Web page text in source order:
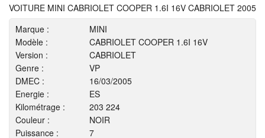
VOITURE MINI CABRIOLET COOPER 1.6I 16V CABRIOLET 2005
Marque :
MINI
Modèle :
CABRIOLET COOPER 1.6I 16V
Version :
CABRIOLET
Genre :
VP
DMEC :
16/03/2005
Energie :
ES
Kilométrage :
203 224
Couleur :
NOIR
Puissance :
7